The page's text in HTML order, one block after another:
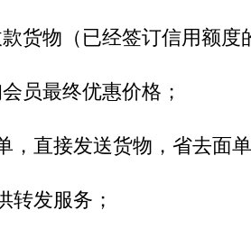
货物（已经签订信用额度
员最终优惠价格；
，直接发送货物，省去面
转发服务；